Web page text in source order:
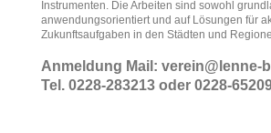
Instrumenten. Die Arbeiten sind sowohl
anwendungsorientiert und auf Lösungen für
Zukunftsaufgaben in den Städten und
Anmeldung Mail: verein@lenne-
Tel. 0228-283213 oder 0228-